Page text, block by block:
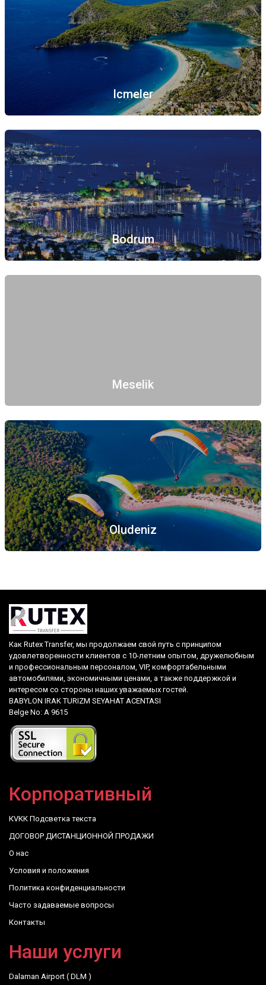
Icmeler
Bodrum
Meselik
Oludeniz
Как Rutex Transfer, мы продолжаем свой путь с принципом
удовлетворенности клиентов с 10-летним опытом, дружелюбным
и профессиональным персоналом, VIP, комфортабельными
автомобилями, экономичными ценами, а также поддержкой и
интересом со стороны наших уважаемых гостей.
BABYLON IRAK TURIZM SEYAHAT ACENTASI
Belge No: A 9615
Корпоративный
КVКК Подсветка текста
ДОГОВОР ДИСТАНЦИОННОЙ ПРОДАЖИ
О нас
Условия и положения
Политика конфиденциальности
Часто задаваемые вопросы
Контакты
Наши услуги
Dalaman Airport ( DLM )